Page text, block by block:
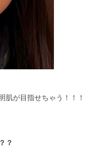
肌が目指せちゃう！！！
？